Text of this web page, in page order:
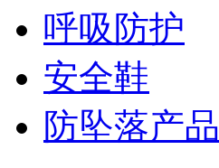
呼吸防护
安全鞋
防坠落产品